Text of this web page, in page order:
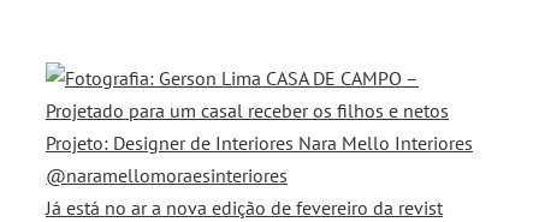
Já está no ar a nova edição de fevereiro da revist